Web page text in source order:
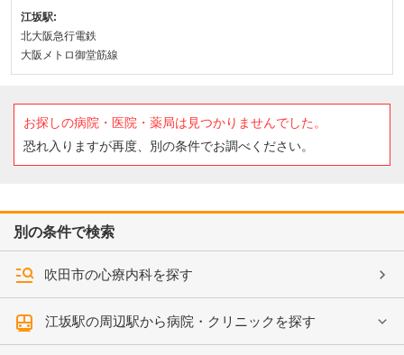
江坂駅:
北大阪急行電鉄
大阪メトロ御堂筋線
お探しの病院・医院・薬局は見つかりませんでした。
恐れ入りますが再度、別の条件でお調べください。
別の条件で検索
吹田市の心療内科を探す
江坂駅の周辺駅から病院・クリニックを探す